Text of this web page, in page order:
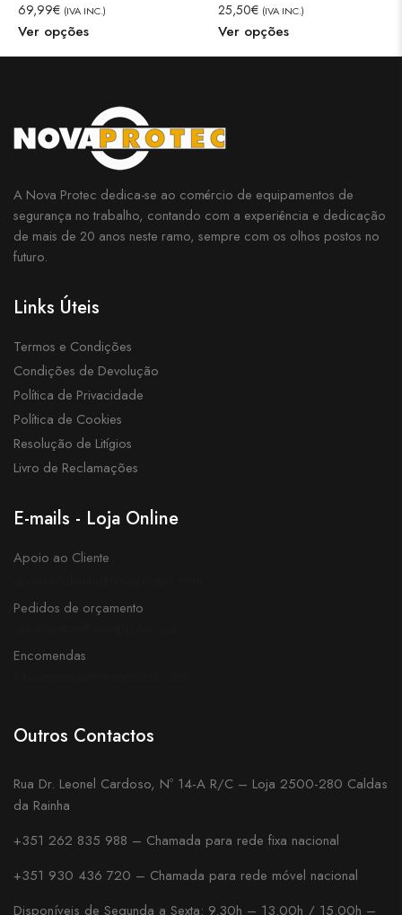
69,99€ (IVA INC.)
Ver opções
25,50€ (IVA INC.)
Ver opções
A Nova Protec dedica-se ao comércio de equipamentos de
segurança no trabalho, contando com a experiência e dedicação
de mais de 20 anos neste ramo, sempre com os olhos postos no
futuro.
Links Úteis
Termos e Condições
Condições de Devolução
Política de Privacidade
Política de Cookies
Resolução de Litígios
Livro de Reclamações
E-mails - Loja Online
Apoio ao Cliente
Pedidos de orçamento
Encomendas
Outros Contactos
Rua Dr. Leonel Cardoso, Nº 14-A R/C – Loja 2500-280 Caldas
da Rainha
+351 262 835 988 – Chamada para rede fixa nacional
+351 930 436 720 – Chamada para rede móvel nacional
Disponíveis de Segunda a Sexta: 9.30h – 13.00h / 15.00h –